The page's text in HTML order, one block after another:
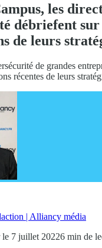
les
débriefent
de leurs
de grandes
récentes de leurs
| Alliancy média
le 7 juillet 20226 min de